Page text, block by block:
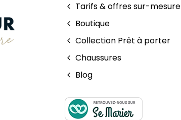
Tarifs & offres sur-mesure
Boutique
Collection Prêt à porter
Chaussures
Blog